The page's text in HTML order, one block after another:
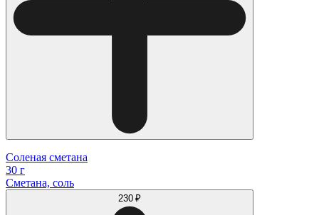
Соленая сметана
30 г
Сметана, соль
230 ₽